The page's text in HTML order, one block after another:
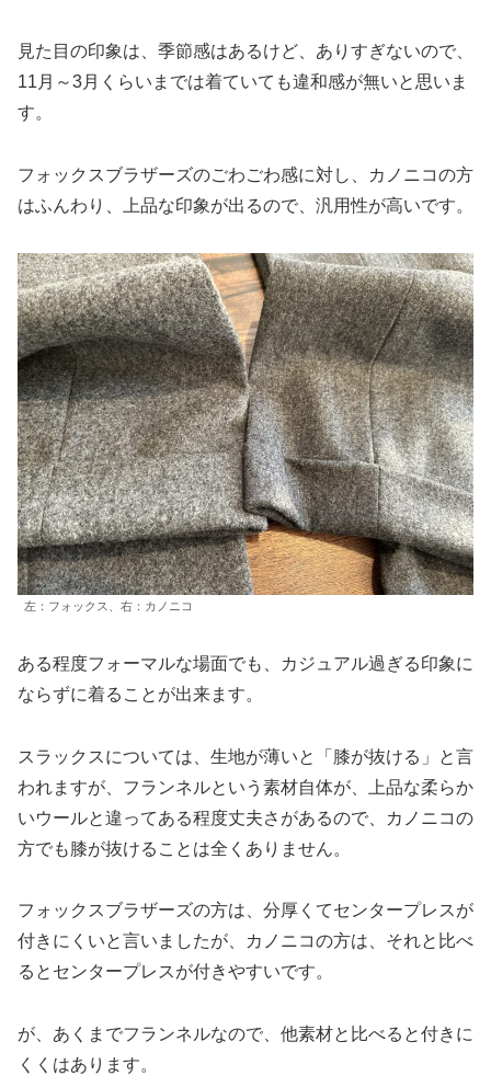
見た目の印象は、季節感はあるけど、ありすぎないので、
11月～3月くらいまでは着ていても違和感が無いと思いま
す。
フォックスブラザーズのごわごわ感に対し、カノニコの方
はふんわり、上品な印象が出るので、汎用性が高いです。
左：フォックス、右：カノニコ
ある程度フォーマルな場面でも、カジュアル過ぎる印象に
ならずに着ることが出来ます。
スラックスについては、生地が薄いと「膝が抜ける」と言
われますが、フランネルという素材自体が、上品な柔らか
いウールと違ってある程度丈夫さがあるので、カノニコの
方でも膝が抜けることは全くありません。
フォックスブラザーズの方は、分厚くてセンタープレスが
付きにくいと言いましたが、カノニコの方は、それと比べ
るとセンタープレスが付きやすいです。
が、あくまでフランネルなので、他素材と比べると付きに
くくはあります。